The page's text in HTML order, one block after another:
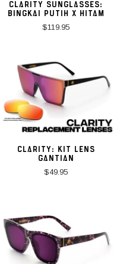
CLARITY SUNGLASSES:
BINGKAI PUTIH X HITAM
$119.95
CLARITY: KIT LENS
GANTIAN
$49.95